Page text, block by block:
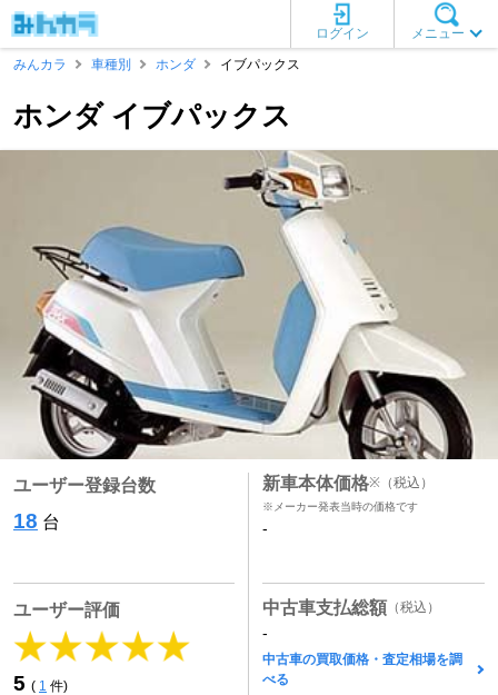
メニュー
ログイン
みんカラ
車種別 ホンダ イブパックス
ホンダ イブパックス
ユーザー登録台数
18 台
ユーザー評価
5 ( 1 件)
新車本体価格※ （税込）
※メーカー発表当時の価格です
-
中古車支払総額 （税込）
-
中古車の買取価格・査定相場を調
べる